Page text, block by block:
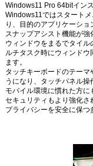
Windows11 Pro 64bitイン
Windows11ではスタート
り、目的のアプリケーショ
スナップアシスト機能が
ウィンドウをまるでタイ
ルチタスク時にウィンド
ます。
タッチキーボードのテー
うになり、タッチパネル操
モバイル環境に慣れた方に
セキュリティもより強化さ
プライバシーを安全に保つ